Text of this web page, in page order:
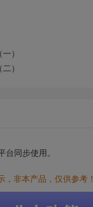
）
）
台同步使用。
，非本产品，仅供参考！